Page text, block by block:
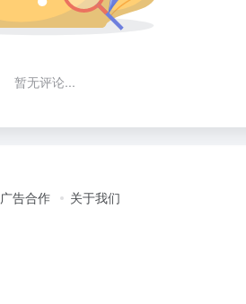
暂无评论...
广告合作 关于我们